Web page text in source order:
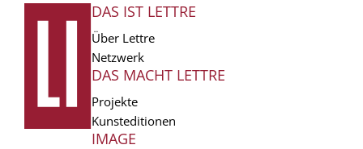
FUSSZEILE
DAS IST LETTRE
Über Lettre
Netzwerk
DAS MACHT LETTRE
Projekte
Kunsteditionen
IMAGE